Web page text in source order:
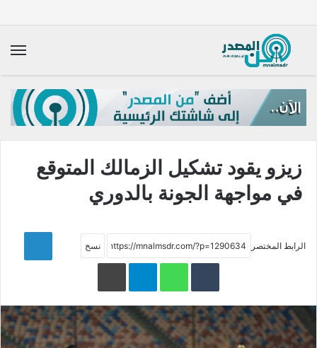
زيزو يقود تشكيل الزمالك المتوقع
في مواجهة الجونة بالدوري
الرابط المختصر
LinkedIn
WhatsApp
Telegramطباعة